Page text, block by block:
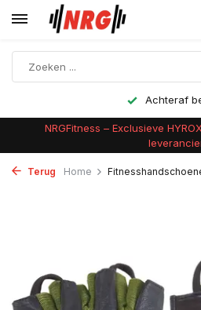
Achteraf
NRGFitness – Exclusieve
Terug Home